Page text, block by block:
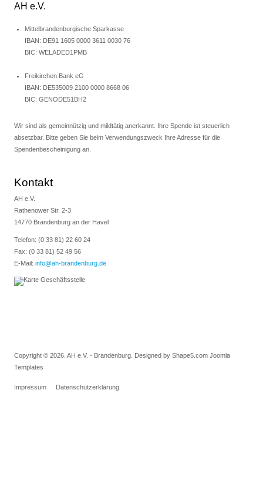
AH e.V.
Mittelbrandenburgische Sparkasse
IBAN: DE91 1605 0000 3611 0030 76
BIC: WELADED1PMB
Freikirchen.Bank eG
IBAN: DE535009 2100 0000 8668 06
BIC: GENODE51BH2
Wir sind als gemeinnützig und mildtätig anerkannt. Ihre Spende ist steuerlich
absetzbar. Bitte geben Sie beim Verwendungszweck Ihre Adresse für die
Spendenbescheinigung an.
Kontakt
AH e.V.
Rathenower Str. 2-3
14770 Brandenburg an der Havel
Telefon: (0 33 81) 22 60 24
Fax: (0 33 81) 52 49 56
E-Mail: info@ah-brandenburg.de
Copyright © 2026. AH e.V. - Brandenburg. Designed by Shape5.com Joomla
Templates
Impressum Datenschutzerklärung